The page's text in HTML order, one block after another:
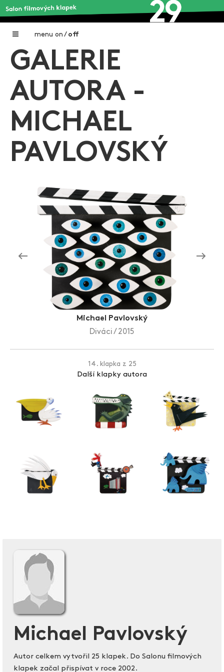
menu on / off
Home
Galerie filmových klapek
Autoři filmových klapek
O projektu
Aukce filmových klapek
Aktuality
Zlín Film Festival
GALERIE
AUTORA -
MICHAEL
PAVLOVSKÝ
Michael Pavlovský
Diváci / 2015
14. klapka z 25
Další klapky autora
Michael Pavlovský
Autor celkem vytvořil 25 klapek. Do Salonu filmových
klapek začal přispívat v roce 2002.